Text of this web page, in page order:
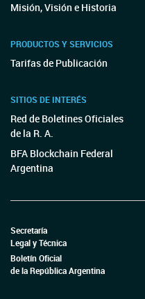
Misión, Visión e Historia
PRODUCTOS Y SERVICIOS
Tarifas de Publicación
SITIOS DE INTERÉS
Red de Boletines Oficiales
de la R. A.
BFA Blockchain Federal
Argentina
Secretaría
Legal y Técnica
Boletín Oficial
de la República Argentina